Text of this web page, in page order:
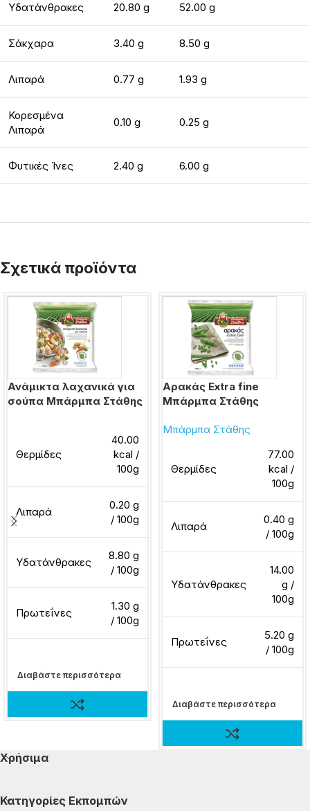
Υδατάνθρακες 20.80 g 52.00 g
Σάκχαρα 3.40 g 8.50 g
Λιπαρά 0.77 g 1.93 g
Κορεσμένα
Λιπαρά
0.10 g 0.25 g
Φυτικές Ίνες 2.40 g 6.00 g
Σχετικά προϊόντα
Ανάμικτα λαχανικά για
σούπα Μπάρμπα Στάθης
Θερμίδες
40.00
kcal /
100g
Λιπαρά
0.20 g
/ 100g
Υδατάνθρακες
8.80 g
/ 100g
Πρωτεΐνες
1.30 g
/ 100g
Διαβάστε περισσότερα
Αρακάς Extra fine
Μπάρμπα Στάθης
Μπάρμπα Στάθης
Θερμίδες
77.00
kcal /
100g
Λιπαρά
0.40 g
/ 100g
Υδατάνθρακες
14.00
g /
100g
Πρωτεΐνες
5.20 g
/ 100g
Διαβάστε περισσότερα
Χρήσιμα
Κατηγορίες Εκπομπών